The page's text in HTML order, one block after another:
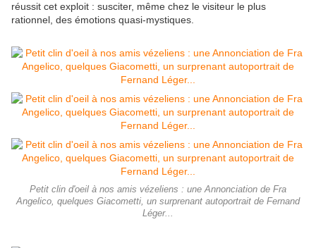
réussit cet exploit : susciter, même chez le visiteur le plus
rationnel, des émotions quasi-mystiques.
Petit clin d'oeil à nos amis vézeliens : une Annonciation de Fra
Angelico, quelques Giacometti, un surprenant autoportrait de Fernand
Léger...